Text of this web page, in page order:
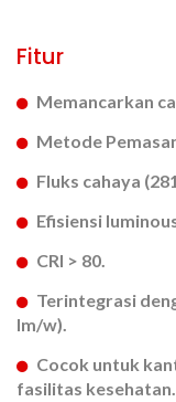
Fitur
Memancarkan
Metode
Fluks cahaya
Efisiensi
CRI > 80.
Terintegrasi
lm/w).
Cocok untuk
fasilitas kesehatan.